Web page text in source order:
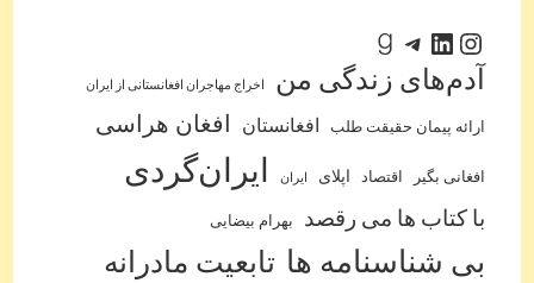
اینستاگرم لینکداین تلگرام گودریدز
آدم‌‌های زندگی من اخراج مهاجران افغانستانی از ایران
ارائه پیمان حقیقت طلب افغانستان افغان هراسی
افغانی بگیر اقتصاد اپلای ایران ایران‌گردی
با کتاب ها می رقصد بهرام بیضایی
بی شناسنامه ها تابعیت مادرانه